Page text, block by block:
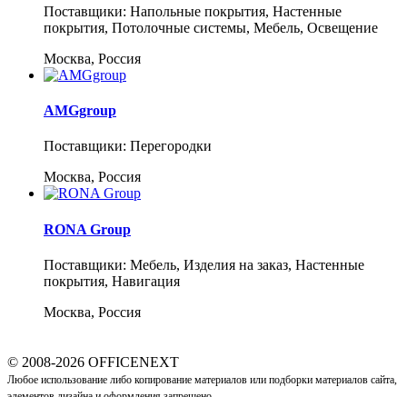
Поставщики: Напольные покрытия, Настенные
покрытия, Потолочные системы, Мебель, Освещение
Москва, Россия
AMGgroup
Поставщики: Перегородки
Москва, Россия
RONA Group
Поставщики: Мебель, Изделия на заказ, Настенные
покрытия, Навигация
Москва, Россия
© 2008-2026 OFFICENEXT
Любое использование либо копирование материалов или подборки материалов сайта,